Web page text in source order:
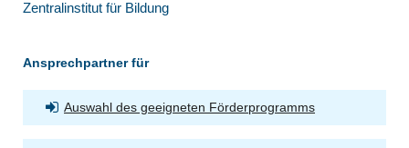
Zentralinstitut für Bildung
Ansprechpartner für
Auswahl des geeigneten Förderprogramms